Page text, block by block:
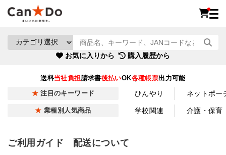
お気に入りから 購入履歴から
送料当社負担請求書後払いOK各種帳票出力可能
注目のキーワード ひんやり ネットポー
業種別人気商品 学校関連 介護・保育
ご利用ガイド 配送について